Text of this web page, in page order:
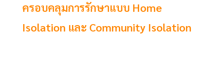
ครอบคลุมการรักษาแบบ Home
Isolation และ Community Isolation